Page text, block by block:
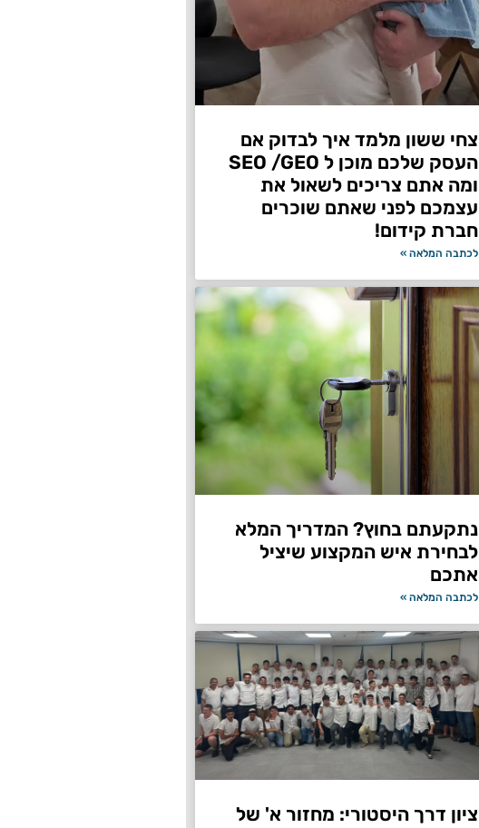
צחי ששון מלמד איך לבדוק אם
העסק שלכם מוכן ל SEO /GEO
ומה אתם צריכים לשאול את
עצמכם לפני שאתם שוכרים
חברת קידום!
לכתבה המלאה »
נתקעתם בחוץ? המדריך המלא
לבחירת איש המקצוע שיציל
אתכם
לכתבה המלאה »
ציון דרך היסטורי: מחזור א' של